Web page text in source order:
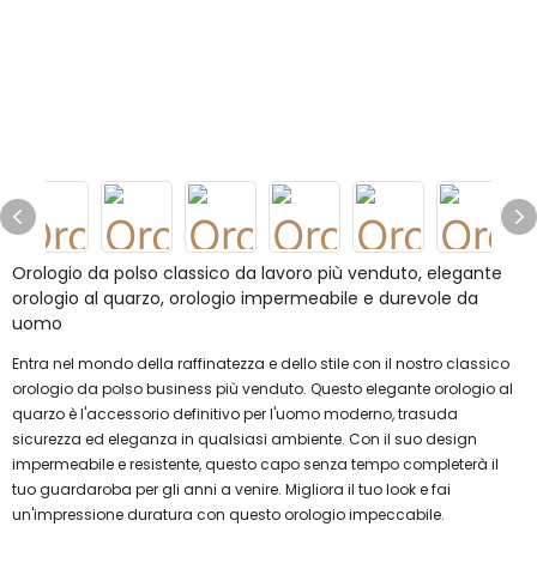
Orologio da polso classico da lavoro più venduto, elegante
orologio al quarzo, orologio impermeabile e durevole da
uomo
Entra nel mondo della raffinatezza e dello stile con il nostro classico
orologio da polso business più venduto. Questo elegante orologio al
quarzo è l'accessorio definitivo per l'uomo moderno, trasuda
sicurezza ed eleganza in qualsiasi ambiente. Con il suo design
impermeabile e resistente, questo capo senza tempo completerà il
tuo guardaroba per gli anni a venire. Migliora il tuo look e fai
un'impressione duratura con questo orologio impeccabile.